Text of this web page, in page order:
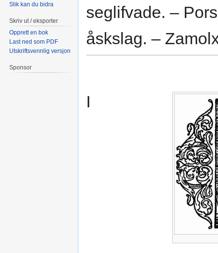
seglifvade. –
åskslag. –
I
Slik kan du bidra
Skriv ut / eksporter
Opprett en bok
Last ned som PDF
Utskriftsvennlig versjon
Sponsor